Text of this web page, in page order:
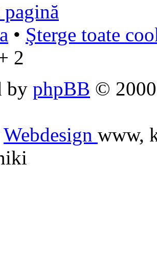
• Şterge toate
2
by phpBB ©
Webdesign www,